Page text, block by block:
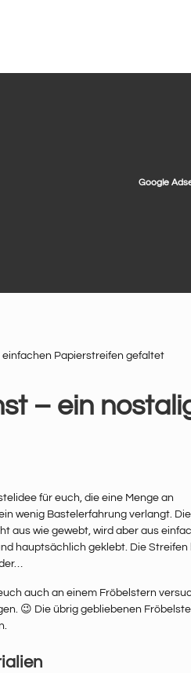
Google
– ein
für euch, die eine Menge an
wenig Bastelerfahrung verlangt.
aus wie gewebt, wird aber aus
hauptsächlich geklebt. Die Streifen
auch an einem Fröbelstern
😉 Die übrig gebliebenen